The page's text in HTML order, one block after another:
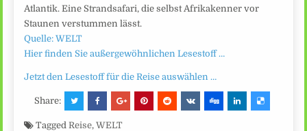
Atlantik. Eine Strandsafari, die selbst Afrikakenner vor
Staunen verstummen lässt.
Quelle: WELT
Hier finden Sie außergewöhnlichen Lesestoff …
Jetzt den Lesestoff für die Reise auswählen …
Share:
Tagged Reise,WELT